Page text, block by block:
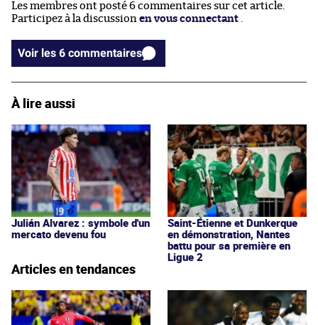
Les membres ont posté 6 commentaires sur cet article.
Participez à la discussion en vous connectant .
Voir les 6 commentaires
À lire aussi
Julián Alvarez : symbole d'un
mercato devenu fou
Saint-Étienne et Dunkerque
en démonstration, Nantes
battu pour sa première en
Ligue 2
Articles en tendances